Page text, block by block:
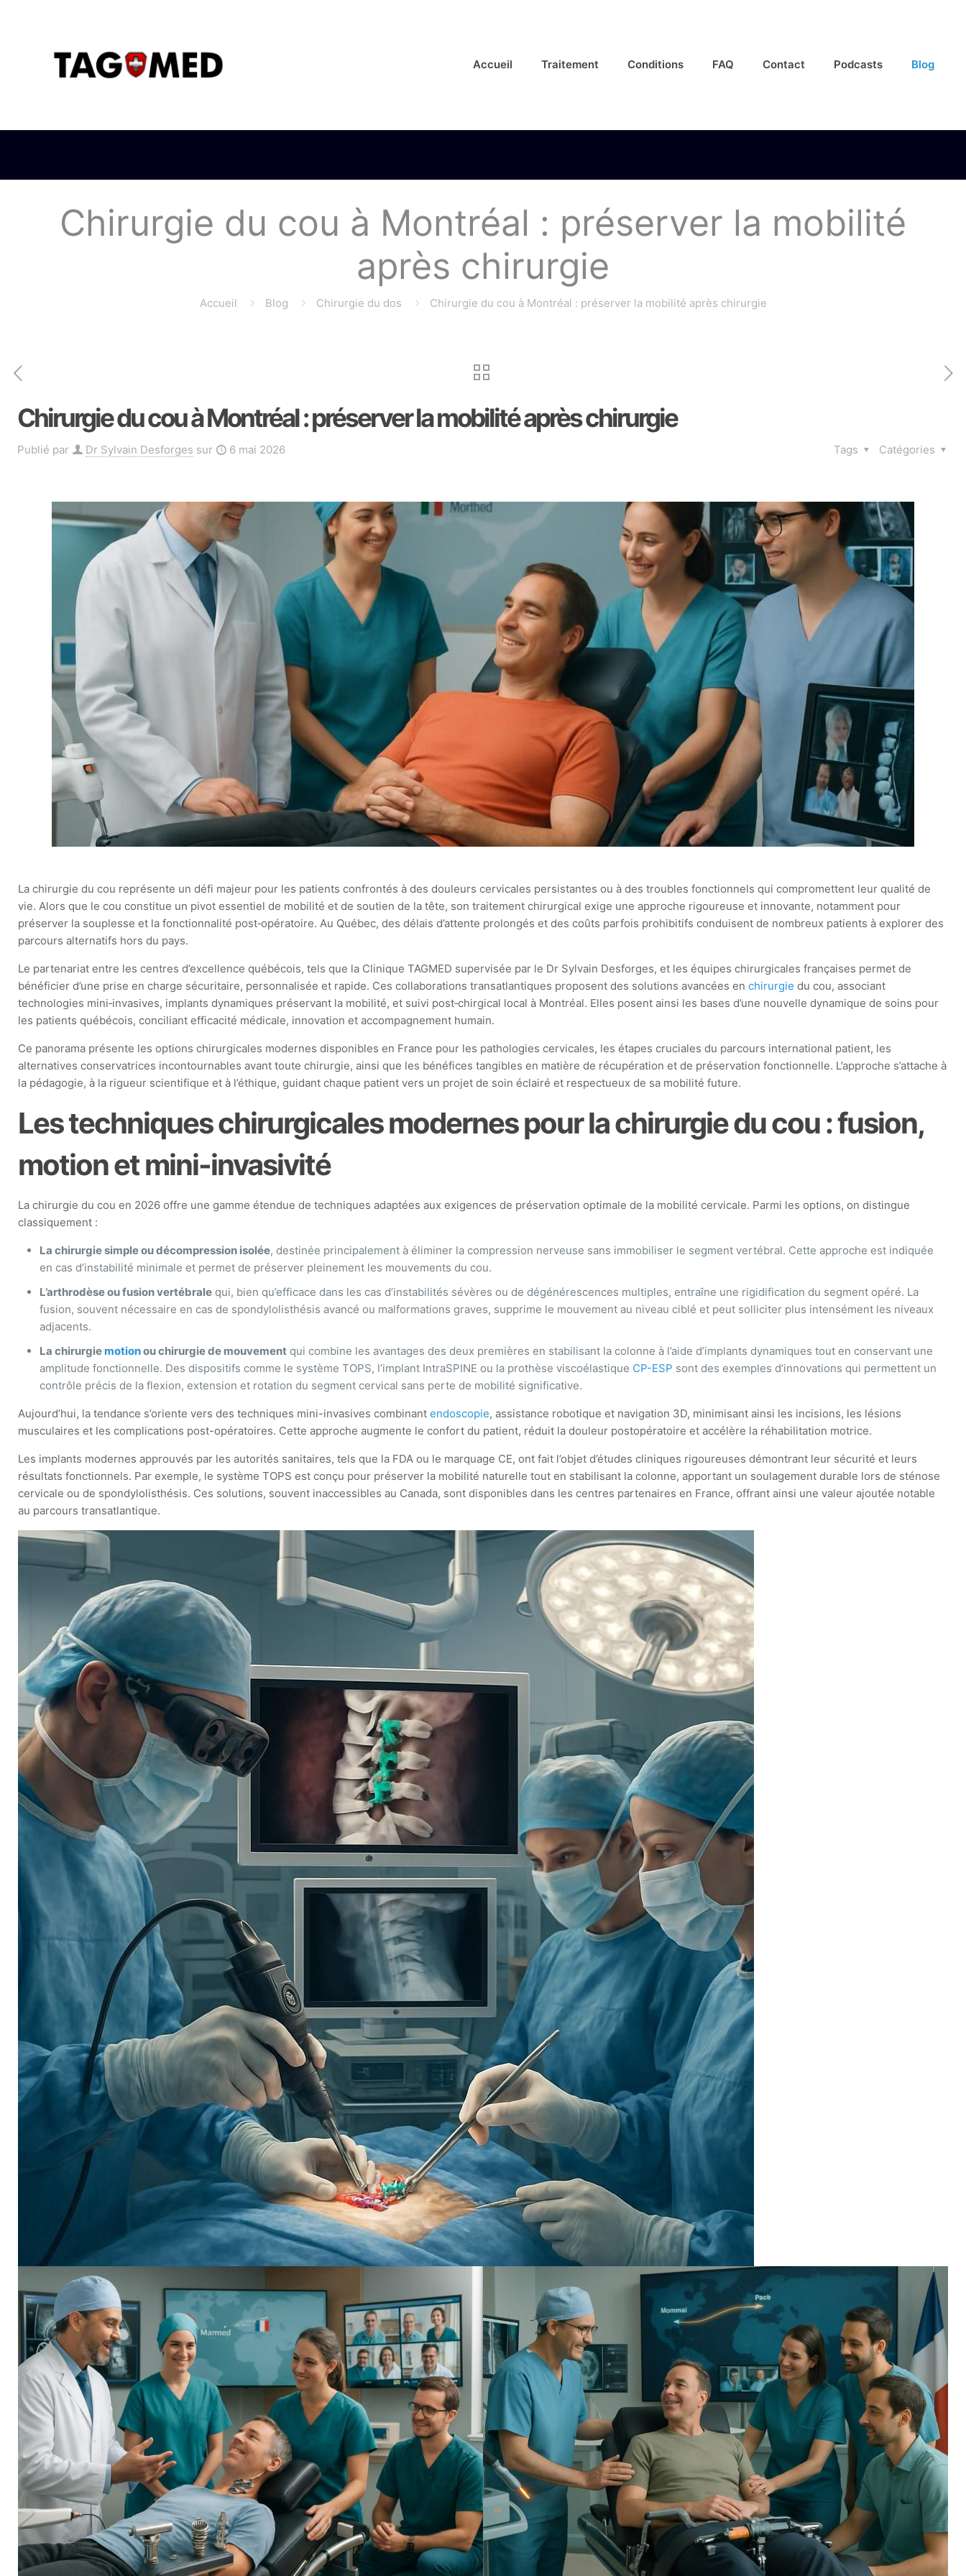
Accueil Traitement Conditions FAQ Contact Podcasts Blog
Chirurgie du cou à Montréal : préserver la mobilité
après chirurgie
Accueil Blog Chirurgie du dos Chirurgie du cou à Montréal : préserver la mobilité après chirurgie
Chirurgie du cou à Montréal : préserver la mobilité après chirurgie
Publié par Dr Sylvain Desforges sur 6 mai 2026 Catégories
Tags
La chirurgie du cou représente un défi majeur pour les patients confrontés à des douleurs cervicales persistantes ou à des troubles fonctionnels qui compromettent leur qualité de
vie. Alors que le cou constitue un pivot essentiel de mobilité et de soutien de la tête, son traitement chirurgical exige une approche rigoureuse et innovante, notamment pour
préserver la souplesse et la fonctionnalité post‑opératoire. Au Québec, des délais d’attente prolongés et des coûts parfois prohibitifs conduisent de nombreux patients à explorer des
parcours alternatifs hors du pays.
Le partenariat entre les centres d’excellence québécois, tels que la Clinique TAGMED supervisée par le Dr Sylvain Desforges, et les équipes chirurgicales françaises permet de
bénéficier d’une prise en charge sécuritaire, personnalisée et rapide. Ces collaborations transatlantiques proposent des solutions avancées enchirurgie du cou, associant
technologies mini‑invasives, implants dynamiques préservant la mobilité, et suivi post‑chirgical local à Montréal. Elles posent ainsi les bases d’une nouvelle dynamique de soins pour
les patients québécois, conciliant efficacité médicale, innovation et accompagnement humain.
Ce panorama présente les options chirurgicales modernes disponibles en France pour les pathologies cervicales, les étapes cruciales du parcours international patient, les
alternatives conservatrices incontournables avant toute chirurgie, ainsi que les bénéfices tangibles en matière de récupération et de préservation fonctionnelle. L’approche s’attache à
la pédagogie, à la rigueur scientifique et à l’éthique, guidant chaque patient vers un projet de soin éclairé et respectueux de sa mobilité future.
Les techniques chirurgicales modernes pour la chirurgie du cou : fusion,
motion et mini-invasivité
La chirurgie du cou en 2026 offre une gamme étendue de techniques adaptées aux exigences de préservation optimale de la mobilité cervicale. Parmi les options, on distingue
classiquement :
La chirurgie simple ou décompression isolée, destinée principalement à éliminer la compression nerveuse sans immobiliser le segment vertébral. Cette approche est indiquée
en cas d’instabilité minimale et permet de préserver pleinement les mouvements du cou.
L’arthrodèse ou fusion vertébrale qui, bien qu’efficace dans les cas d’instabilités sévères ou de dégénérescences multiples, entraîne une rigidification du segment opéré. La
fusion, souvent nécessaire en cas de spondylolisthésis avancé ou malformations graves, supprime le mouvement au niveau ciblé et peut solliciter plus intensément les niveaux
adjacents.
La chirurgie motionou chirurgie de mouvement qui combine les avantages des deux premières en stabilisant la colonne à l’aide d’implants dynamiques tout en conservant une
amplitude fonctionnelle. Des dispositifs comme le système TOPS, l’implant IntraSPINE ou la prothèse viscoélastique CP-ESP sont des exemples d’innovations qui permettent un
contrôle précis de la flexion, extension et rotation du segment cervical sans perte de mobilité significative.
Aujourd’hui, la tendance s’oriente vers des techniques mini-invasives combinantendoscopie, assistance robotique et navigation 3D, minimisant ainsi les incisions, les lésions
musculaires et les complications post-opératoires. Cette approche augmente le confort du patient, réduit la douleur postopératoire et accélère la réhabilitation motrice.
Les implants modernes approuvés par les autorités sanitaires, tels que la FDA ou le marquage CE, ont fait l’objet d’études cliniques rigoureuses démontrant leur sécurité et leurs
résultats fonctionnels. Par exemple, le système TOPS est conçu pour préserver la mobilité naturelle tout en stabilisant la colonne, apportant un soulagement durable lors de sténose
cervicale ou de spondylolisthésis. Ces solutions, souvent inaccessibles au Canada, sont disponibles dans les centres partenaires en France, offrant ainsi une valeur ajoutée notable
au parcours transatlantique.